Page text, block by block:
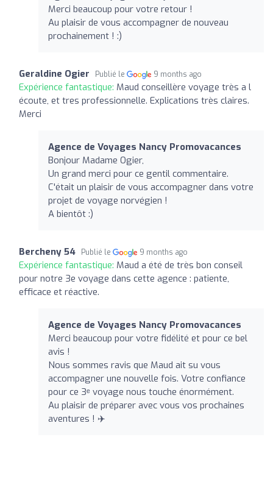
Merci beaucoup pour votre retour !
Au plaisir de vous accompagner de nouveau
prochainement ! :)
Geraldine Ogier Publié le 9 months ago
Expérience fantastique: Maud conseillère voyage très a l
écoute, et tres professionnelle. Explications très claires.
Merci
Agence de Voyages Nancy Promovacances
Bonjour Madame Ogier,
Un grand merci pour ce gentil commentaire.
C'était un plaisir de vous accompagner dans votre
projet de voyage norvégien !
A bientôt :)
Bercheny 54 Publié le 9 months ago
Expérience fantastique: Maud a été de très bon conseil
pour notre 3e voyage dans cette agence : patiente,
efficace et réactive.
Agence de Voyages Nancy Promovacances
Merci beaucoup pour votre fidélité et pour ce bel
avis !
Nous sommes ravis que Maud ait su vous
accompagner une nouvelle fois. Votre confiance
pour ce 3ᵉ voyage nous touche énormément.
Au plaisir de préparer avec vous vos prochaines
aventures ! ✈️